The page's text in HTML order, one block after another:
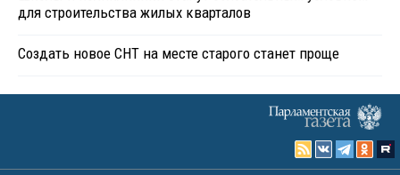
для строительства жилых кварталов
Создать новое СНТ на месте старого станет проще